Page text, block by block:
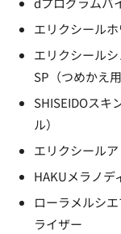
エリクシール
エリクシール
SP（つめかえ用
SHISEIDOスキ
ル）
エリクシール
HAKUメラノデ
ローラメルシ
ライザー